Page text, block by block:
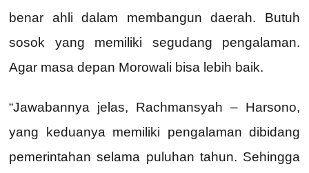
benar ahli dalam membangun daerah. Butuh
sosok yang memiliki segudang pengalaman.
Agar masa depan Morowali bisa lebih baik.
“Jawabannya jelas, Rachmansyah – Harsono,
yang keduanya memiliki pengalaman dibidang
pemerintahan selama puluhan tahun. Sehingga